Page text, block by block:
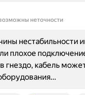
неточности
нестабильности
плохое
гнездо, кабель